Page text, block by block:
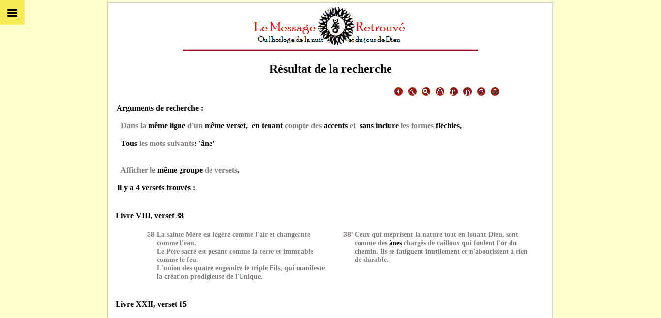
Résultat de la recherche
Arguments de recherche :
Dans la même ligne d'un même verset, en tenantcompte des accents et sans inclureles formes fléchies,
Tous les mots suivants: 'âne'
Afficher le même groupede versets,
Il y a 4 versets trouvés :
Livre VIII, verset 38
38 La sainte Mère est légère comme l'air et changeante
comme l'eau.
Le Père sacré est pesant comme la terre et immuable
comme le feu.
L'union des quatre engendre le triple Fils, qui manifeste
la création prodigieuse de l'Unique.
38' Ceux qui méprisent la nature tout en louant Dieu, sont
comme des âneschargés de cailloux qui foulent l'or du
chemin. Ils se fatiguent inutilement et n'aboutissent à rien
de durable.
Livre XXII, verset 15